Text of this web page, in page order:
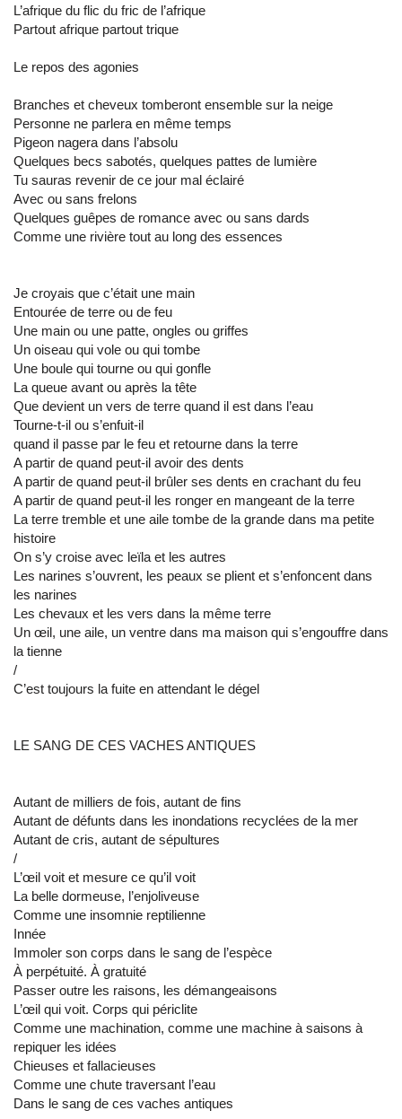
L’afrique du flic du fric de l’afrique
Partout afrique partout trique
Le repos des agonies
Branches et cheveux tomberont ensemble sur la neige
Personne ne parlera en même temps
Pigeon nagera dans l’absolu
Quelques becs sabotés, quelques pattes de lumière
Tu sauras revenir de ce jour mal éclairé
Avec ou sans frelons
Quelques guêpes de romance avec ou sans dards
Comme une rivière tout au long des essences
Je croyais que c’était une main
Entourée de terre ou de feu
Une main ou une patte, ongles ou griffes
Un oiseau qui vole ou qui tombe
Une boule qui tourne ou qui gonfle
La queue avant ou après la tête
Que devient un vers de terre quand il est dans l’eau
Tourne-t-il ou s’enfuit-il
quand il passe par le feu et retourne dans la terre
A partir de quand peut-il avoir des dents
A partir de quand peut-il brûler ses dents en crachant du feu
A partir de quand peut-il les ronger en mangeant de la terre
La terre tremble et une aile tombe de la grande dans ma petite
histoire
On s’y croise avec leïla et les autres
Les narines s’ouvrent, les peaux se plient et s’enfoncent dans
les narines
Les chevaux et les vers dans la même terre
Un œil, une aile, un ventre dans ma maison qui s’engouffre dans
la tienne
/
C’est toujours la fuite en attendant le dégel
LE SANG DE CES VACHES ANTIQUES
Autant de milliers de fois, autant de fins
Autant de défunts dans les inondations recyclées de la mer
Autant de cris, autant de sépultures
/
L’œil voit et mesure ce qu’il voit
La belle dormeuse, l’enjoliveuse
Comme une insomnie reptilienne
Innée
Immoler son corps dans le sang de l’espèce
À perpétuité. À gratuité
Passer outre les raisons, les démangeaisons
L’œil qui voit. Corps qui périclite
Comme une machination, comme une machine à saisons à
repiquer les idées
Chieuses et fallacieuses
Comme une chute traversant l’eau
Dans le sang de ces vaches antiques